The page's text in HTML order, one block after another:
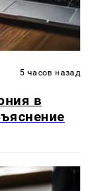
5 часов назад
в